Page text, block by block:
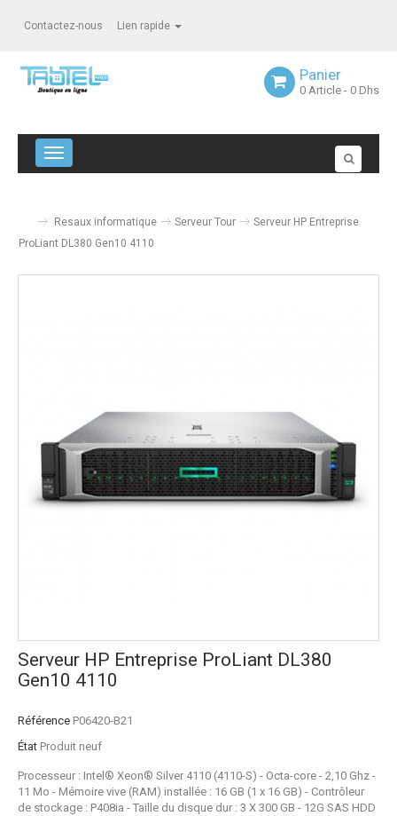
Contactez-nous Lien rapide
Panier
0 Article - 0 Dhs
Navigation bascule
Resaux informatique Serveur Tour
Serveur HP Entreprise
ProLiant DL380 Gen10 4110
Serveur HP Entreprise ProLiant DL380
Gen10 4110
Référence P06420-B21
État Produit neuf
Processeur : Intel® Xeon® Silver 4110 (4110-S) - Octa-core - 2,10 Ghz -
11 Mo - Mémoire vive (RAM) installée : 16 GB (1 x 16 GB) - Contrôleur
de stockage : P408ia - Taille du disque dur : 3 X 300 GB - 12G SAS HDD